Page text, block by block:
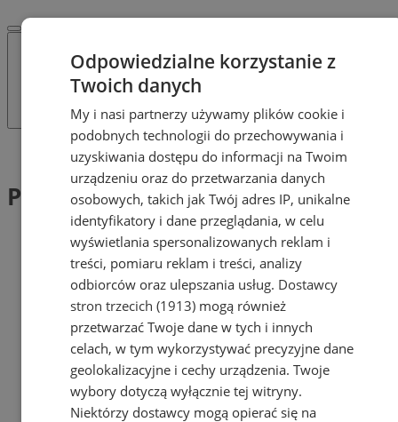
Tag: Przebudowa ulicy Bytomskiej
Przebudowa ulicy Bytomskiej (2)
Odpowiedzialne korzystanie z
Twoich danych
My i nasi partnerzy używamy plików cookie i
podobnych technologii do przechowywania i
uzyskiwania dostępu do informacji na Twoim
urządzeniu oraz do przetwarzania danych
osobowych, takich jak Twój adres IP, unikalne
identyfikatory i dane przeglądania, w celu
wyświetlania spersonalizowanych reklam i
treści, pomiaru reklam i treści, analizy
odbiorców oraz ulepszania usług. Dostawcy
stron trzecich (1913) mogą również
przetwarzać Twoje dane w tych i innych
celach, w tym wykorzystywać precyzyjne dane
geolokalizacyjne i cechy urządzenia. Twoje
wybory dotyczą wyłącznie tej witryny.
Niektórzy dostawcy mogą opierać się na